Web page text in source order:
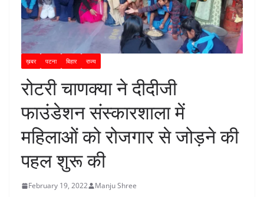
ख़बर पटना बिहार राज्य
रोटरी चाणक्या ने दीदीजी
फाउंडेशन संस्कारशाला में
महिलाओं को रोजगार से जोड़ने की
पहल शुरू की
February 19, 2022 Manju Shree